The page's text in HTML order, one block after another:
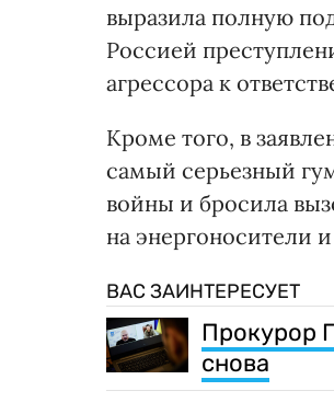
выразила полную
Россией
агрессора к
Кроме того, в
самый серьезный
войны и бросила
на энергоносители
ВАС ЗАИНТЕРЕСУЕТ
Прокурор
снова